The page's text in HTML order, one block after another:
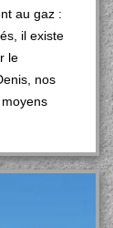
au gaz :
il existe
le
nos